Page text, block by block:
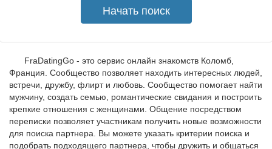
FraDatingGo - это сервис онлайн знакомств Коломб,
Франция. Сообщество позволяет находить интересных людей,
встречи, дружбу, флирт и любовь. Сообщество помогает найти
мужчину, создать семью, романтические свидания и построить
крепкие отношения с женщинами. Общение посредством
переписки позволяет участникам получить новые возможности
для поиска партнера. Вы можете указать критерии поиска и
подобрать подходящего партнера, чтобы дружить и общаться